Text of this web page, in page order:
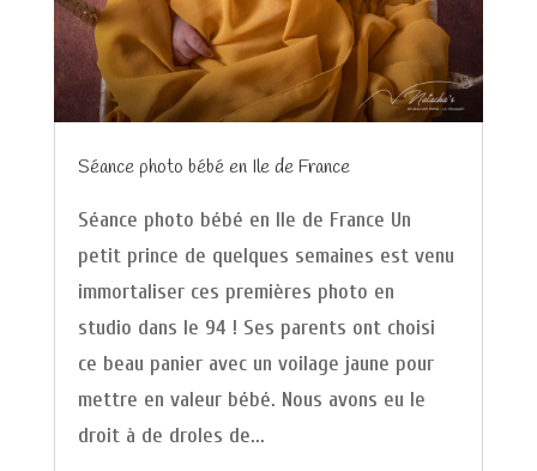
Séance photo bébé en Ile de France
Séance photo bébé en Ile de France Un
petit prince de quelques semaines est venu
immortaliser ces premières photo en
studio dans le 94 ! Ses parents ont choisi
ce beau panier avec un voilage jaune pour
mettre en valeur bébé. Nous avons eu le
droit à de droles de...